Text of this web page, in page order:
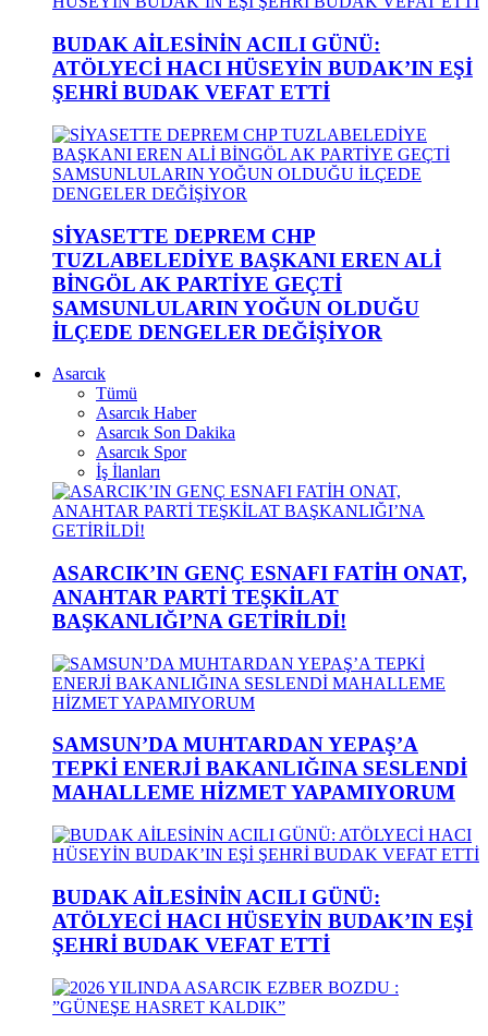
BUDAK AİLESİNİN ACILI GÜNÜ:
ATÖLYECİ HACI HÜSEYİN BUDAK’IN EŞİ
ŞEHRİ BUDAK VEFAT ETTİ
SİYASETTE DEPREM CHP
TUZLABELEDİYE BAŞKANI EREN ALİ
BİNGÖL AK PARTİYE GEÇTİ
SAMSUNLULARIN YOĞUN OLDUĞU
İLÇEDE DENGELER DEĞİŞİYOR
Asarcık
Tümü
Asarcık Haber
Asarcık Son Dakika
Asarcık Spor
İş İlanları
ASARCIK’IN GENÇ ESNAFI FATİH ONAT,
ANAHTAR PARTİ TEŞKİLAT
BAŞKANLIĞI’NA GETİRİLDİ!
SAMSUN’DA MUHTARDAN YEPAŞ’A
TEPKİ ENERJİ BAKANLIĞINA SESLENDİ
MAHALLEME HİZMET YAPAMIYORUM
BUDAK AİLESİNİN ACILI GÜNÜ:
ATÖLYECİ HACI HÜSEYİN BUDAK’IN EŞİ
ŞEHRİ BUDAK VEFAT ETTİ